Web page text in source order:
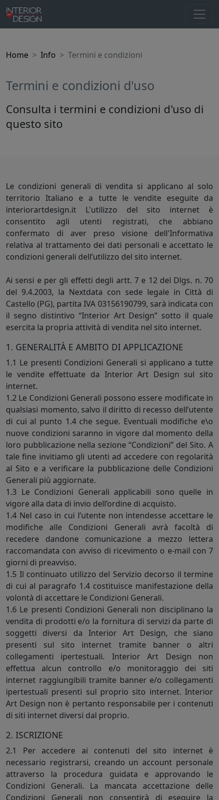
Home Info Termini e condizioni
Termini e condizioni d'uso
Consulta i termini e condizioni d'uso di
questo sito
Le condizioni generali di vendita si applicano al solo
territorio Italiano e a tutte le vendite eseguite da
interiorartdesign.it L'utilizzo del sito internet è
consentito agli utenti registrati, che abbiano
confermato di aver preso visione dell'Informativa
relativa al trattamento dei dati personali e accettato le
condizioni generali dell’utilizzo del sito internet.
Ai sensi e per gli effetti degli artt. 7 e 12 del Dlgs. n. 70
del 9.4.2003, la Nextdata con sede legale in Città di
Castello (PG), partita IVA 03156190799, sarà indicata con
il segno distintivo “Interior Art Design” sotto il quale
esercita la propria attività di vendita nel sito internet.
1. GENERALITÀ E AMBITO DI APPLICAZIONE
1.1 Le presenti Condizioni Generali si applicano a tutte
le vendite effettuate da Interior Art Design sul sito
internet.
1.2 Le Condizioni Generali possono essere modificate in
qualsiasi momento, salvo il diritto di recesso dell’utente
di cui al punto 1.4 che segue. Eventuali modifiche e\o
nuove condizioni saranno in vigore dal momento della
loro pubblicazione nella sezione “Condizioni” del Sito. A
tale fine invitiamo gli utenti ad accedere con regolarità
al Sito e a verificare la pubblicazione delle Condizioni
Generali più aggiornate.
1.3 Le Condizioni Generali applicabili sono quelle in
vigore alla data di invio dell’ordine di acquisto.
1.4 Nel caso in cui l’utente non intendesse accettare le
modifiche alle Condizioni Generali avrà facoltà di
recedere dandone comunicazione a mezzo lettera
raccomandata con avviso di ricevimento o e-mail con 7
giorni di preavviso.
1.5 Il continuato utilizzo del Servizio decorso il termine
di cui al paragrafo 1.4 costituisce manifestazione della
volontà di accettare le Condizioni Generali.
1.6 Le presenti Condizioni Generali non disciplinano la
vendita di prodotti e/o la fornitura di servizi da parte di
soggetti diversi da Interior Art Design, che siano
presenti sul sito internet tramite banner o altri
collegamenti ipertestuali. Interior Art Design non
effettua alcun controllo e/o monitoraggio dei siti
internet raggiungibili tramite banner e/o collegamenti
ipertestuali presenti sul proprio sito internet. Interior
Art Design non è pertanto responsabile per i contenuti
di siti internet diversi dal proprio.
2. ISCRIZIONE
2.1 Per accedere ai contenuti del sito internet è
necessario registrarsi, creando un account personale
attraverso la procedura guidata e approvando le
Condizioni Generali. La mancata accettazione delle
Condizioni Generali non consentirà di eseguire la